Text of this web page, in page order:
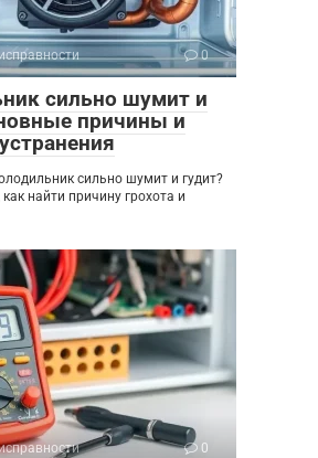
0
сильно шумит и
причины и
сильно шумит и гудит?
найти причину грохота и
0